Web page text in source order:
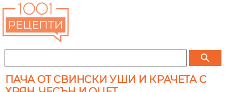
search
ПАЧА ОТ СВИНСКИ УШИ И КРАЧЕТА С